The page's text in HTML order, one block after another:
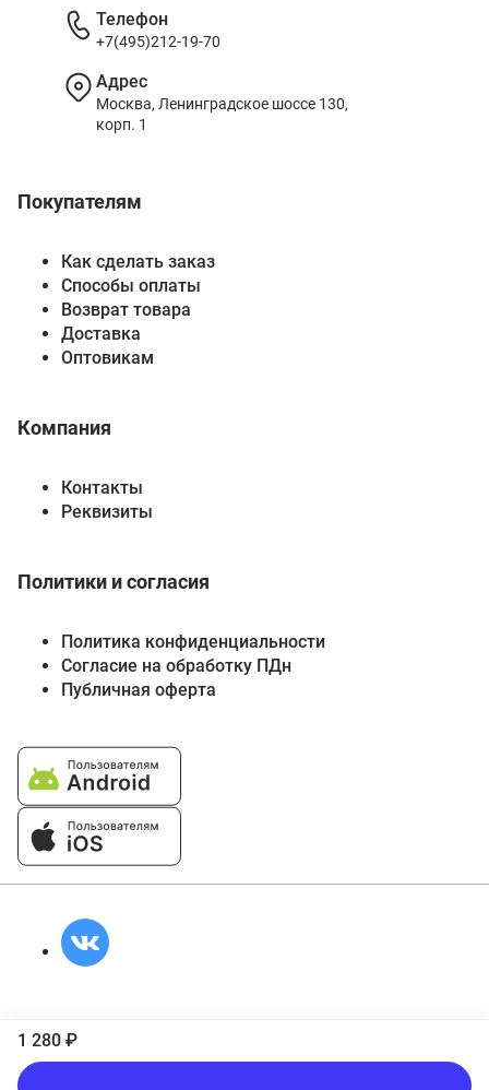
1 280 ₽
Покупателям
Как сделать заказ
Способы оплаты
Возврат товара
Доставка
Оптовикам
Компания
Контакты
Реквизиты
Политики и согласия
Политика конфиденциальности
Согласие на обработку ПДн
Публичная оферта
Телефон
+7(495)212-19-70
Адрес
Москва, Ленинградское шоссе 130,
корп. 1